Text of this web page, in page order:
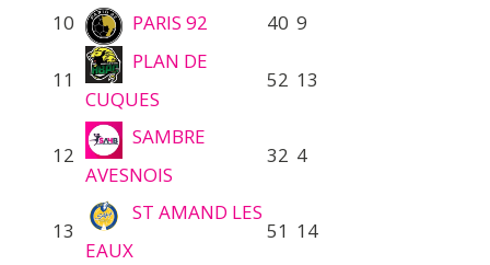
10 PARIS 92 40 9
11
PLAN DE
CUQUES
52 13
12
SAMBRE
AVESNOIS
32 4
13
ST AMAND LES
EAUX
51 14